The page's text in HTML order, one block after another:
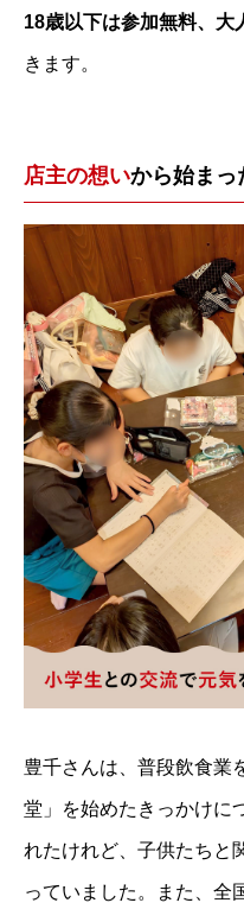
18歳以下は参加無料、大
きます。
店主の想いから始まっ
豊千さんは、普段飲食業
堂」を始めたきっかけに
れたけれど、子供たちと
っていました。また、全